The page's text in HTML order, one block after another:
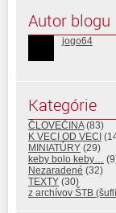
Autor blogu
jogo64
Kategórie
ČLOVEČINA(83)
K VECI OD VECI
MINIATÚRY (29)
keby bolo keby…
Nezaradené (32)
TEXTY (30)
z archívov ŠTB